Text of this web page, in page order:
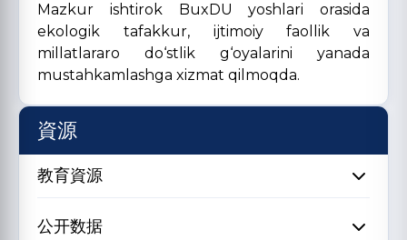
Mazkur ishtirok BuxDU yoshlari orasida
ekologik tafakkur, ijtimoiy faollik va
millatlararo do‘stlik g‘oyalarini yanada
mustahkamlashga xizmat qilmoqda.
資源
教育資源
公开数据